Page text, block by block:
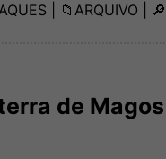
| 📁 ARQUIVO | 🔎
de Magos